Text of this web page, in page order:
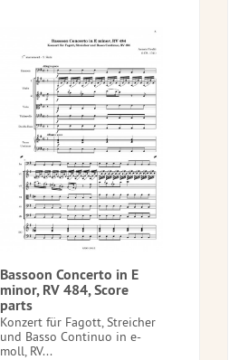
Bassoon Concerto in E
minor, RV 484, Score
parts
Konzert für Fagott, Streicher
und Basso Continuo in e-
moll, RV...